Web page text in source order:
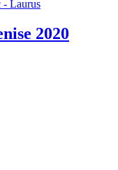
2020